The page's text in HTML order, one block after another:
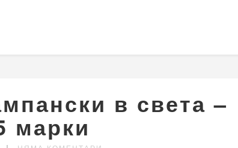
в света –
марки